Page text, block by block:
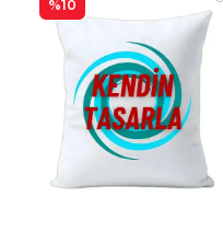
%10